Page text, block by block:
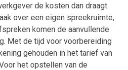
de kosten dan draagt.
over een eigen spreekruimte,
komen de aanvullende
Met de tijd voor voorbereiding
gehouden in het tarief van
het opstellen van de